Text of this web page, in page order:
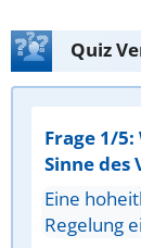
Quiz
Frage 1/
Sinne des
Eine
Regelung